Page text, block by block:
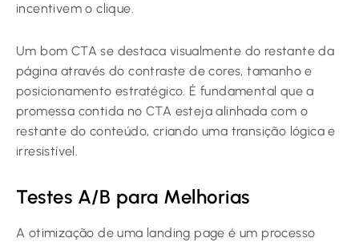
incentivem o clique.
Um bom CTA se destaca visualmente do restante da
página através do contraste de cores, tamanho e
posicionamento estratégico. É fundamental que a
promessa contida no CTA esteja alinhada com o
restante do conteúdo, criando uma transição lógica e
irresistível.
Testes A/B para Melhorias
A otimização de uma landing page é um processo